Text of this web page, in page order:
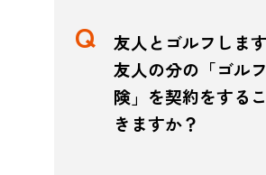
友人とゴルフしま
友人の分の「ゴル
険」を契約をする
きますか？